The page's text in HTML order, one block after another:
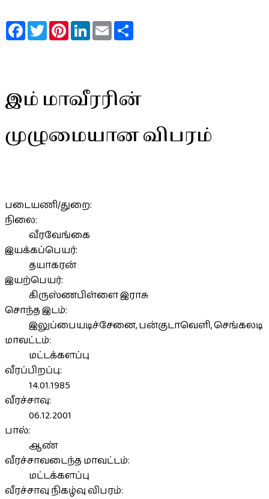
FacebookTwitterPinterestLinkedInEmail
இம் மாவீரரின்
முழுமையான விபரம்
படையணி/துறை:
நிலை:
வீரவேங்கை
இயக்கப்பெயர்:
தயாகரன்
இயற்பெயர்:
கிருஸ்ணபிள்ளை இராசு
சொந்த இடம்:
இலுப்பையடிச்சேனை, பன்குடாவெளி, செங்கலடி
மாவட்டம்:
மட்டக்களப்பு
வீரப்பிறப்பு:
14.01.1985
வீரச்சாவு:
06.12.2001
பால்:
ஆண்
வீரச்சாவடைந்த மாவட்டம்:
மட்டக்களப்பு
வீரச்சாவு நிகழ்வு விபரம்: